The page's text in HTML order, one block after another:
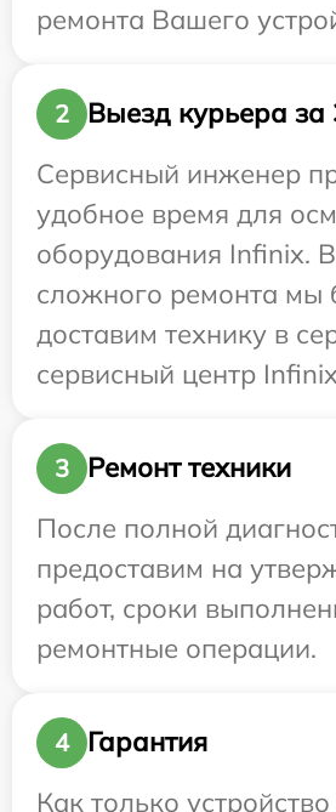
ремонта Вашего
2
Выезд курьера за
Сервисный инженер
удобное время для
оборудования Infinix.
сложного ремонта мы
доставим технику в
сервисный центр
3
Ремонт техники
После полной
предоставим на
работ, сроки
ремонтные операции.
4
Гарантия
Как только